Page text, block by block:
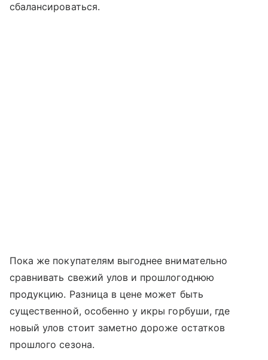
сбалансироваться.
Пока же покупателям выгоднее внимательно
сравнивать свежий улов и прошлогоднюю
продукцию. Разница в цене может быть
существенной, особенно у икры горбуши, где
новый улов стоит заметно дороже остатков
прошлого сезона.